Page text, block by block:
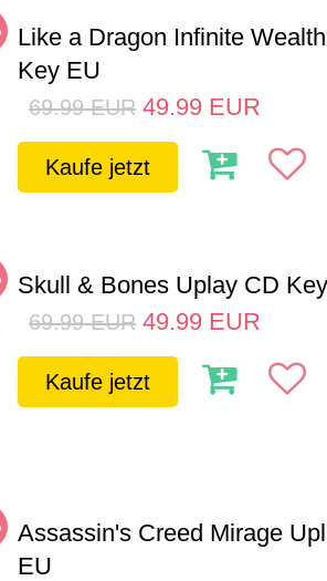
Like a Dragon Infinite
Key EU
69.99 EUR 49.99 EUR
Kaufe jetzt
Skull & Bones Uplay CD
69.99 EUR 49.99 EUR
Kaufe jetzt
Assassin's Creed Mirage
EU